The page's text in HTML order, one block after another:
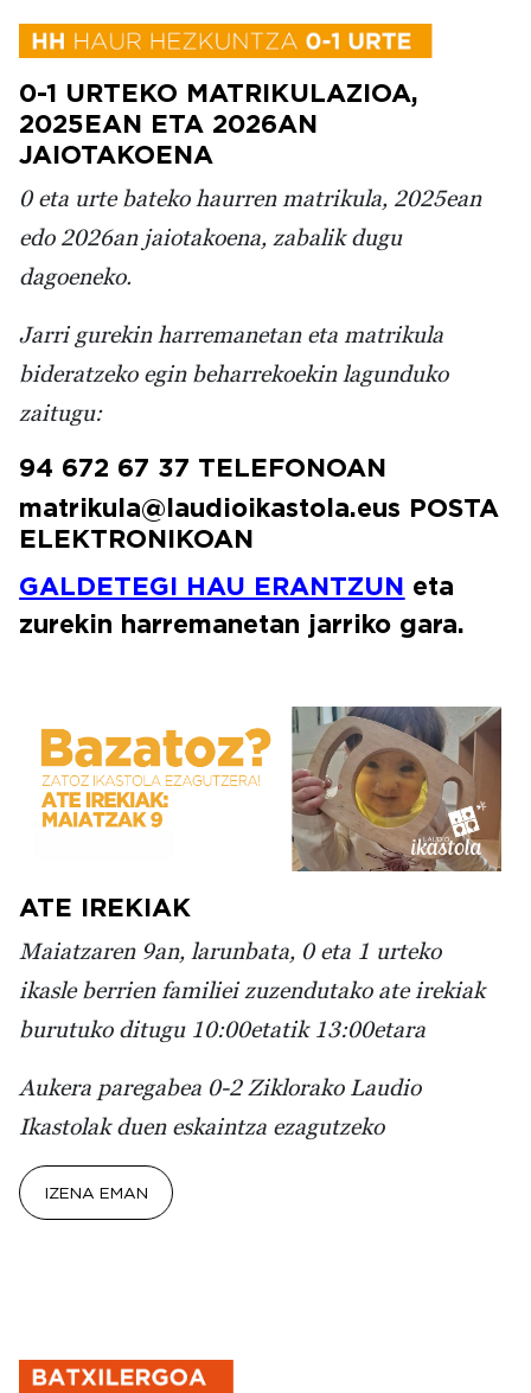
0-1 URTEKO MATRIKULAZIOA,
2025EAN ETA 2026AN
JAIOTAKOENA
0 eta urte bateko haurren matrikula, 2025ean
edo 2026an jaiotakoena, zabalik dugu
dagoeneko.
Jarri gurekin harremanetan eta matrikula
bideratzeko egin beharrekoekin lagunduko
zaitugu:
94 672 67 37 TELEFONOAN
matrikula@laudioikastola.eus POSTA
ELEKTRONIKOAN
GALDETEGI HAU ERANTZUN eta
zurekin harremanetan jarriko gara.
Irudia
ATE IREKIAK
Maiatzaren 9an, larunbata, 0 eta 1 urteko
ikasle berrien familiei zuzendutako ate irekiak
burutuko ditugu 10:00etatik 13:00etara
Aukera paregabea 0-2 Ziklorako Laudio
Ikastolak duen eskaintza ezagutzeko
IZENA EMAN